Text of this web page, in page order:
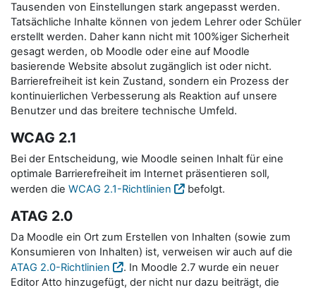
Tausenden von Einstellungen stark angepasst werden.
Tatsächliche Inhalte können von jedem Lehrer oder Schüler
erstellt werden. Daher kann nicht mit 100%iger Sicherheit
gesagt werden, ob Moodle oder eine auf Moodle
basierende Website absolut zugänglich ist oder nicht.
Barrierefreiheit ist kein Zustand, sondern ein Prozess der
kontinuierlichen Verbesserung als Reaktion auf unsere
Benutzer und das breitere technische Umfeld.
WCAG 2.1
Bei der Entscheidung, wie Moodle seinen Inhalt für eine
optimale Barrierefreiheit im Internet präsentieren soll,
werden die WCAG 2.1-Richtlinien befolgt.
ATAG 2.0
Da Moodle ein Ort zum Erstellen von Inhalten (sowie zum
Konsumieren von Inhalten) ist, verweisen wir auch auf die
ATAG 2.0-Richtlinien
. In Moodle 2.7 wurde ein neuer
Editor Atto hinzugefügt, der nicht nur dazu beiträgt, die